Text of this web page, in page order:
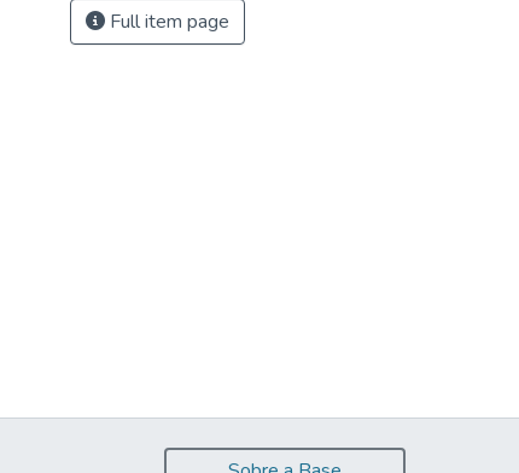
Full item page